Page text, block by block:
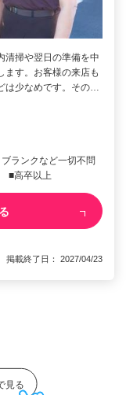
清掃や翌日の準備を中
ます。お客様の来店も
は少なめです。その…
ランクなど一切不問
■高卒以上
載終了日： 2027/04/23